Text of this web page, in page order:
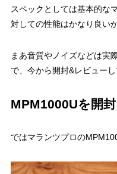
スペックとしては基本的な
対しての性能はかなり良い
まあ音質やノイズなどは実
で、今から開封&レビュー
MPM1000Uを開
ではマランツプロの